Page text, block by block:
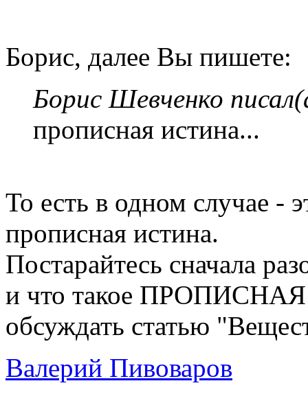
Борис, далее Вы пишете:
Борис Шевченко
прописная истина...
То есть в одном случае -
прописная истина.
Постарайтесь сначала
и что такое
обсуждать статью
Валерий Пивоваров